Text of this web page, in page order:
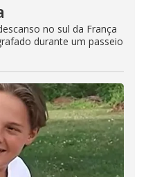
no sul da França
durante um passeio